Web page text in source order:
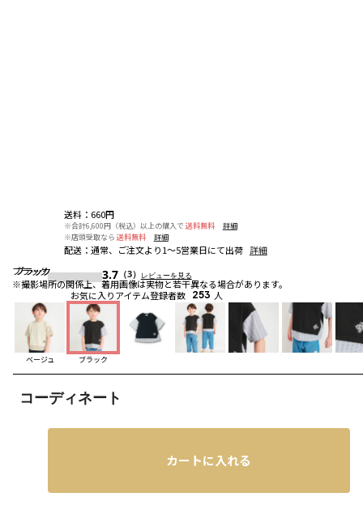
ブラック
※撮影場所の関係上、着用画像は実物と若干異なる場合があります。
ブラック
ブラック
ベージュ ブラック
コーディネート
送料： 660円
※合計6,600円（税込）以上の購入で 送料無料
詳細
※店頭受取なら 送料無料 詳細
配送： 通常、ご注文より1～5営業日にて出荷 詳細
3.7（3） レビューを見る
お気に入りアイテム登録者数 253 人
カートに入れる